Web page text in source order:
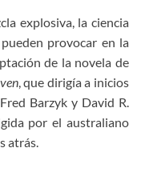
explosiva, la ciencia
provocar en la
de la novela de
, que dirigía a inicios
Barzyk y David R.
por el australiano
atrás.